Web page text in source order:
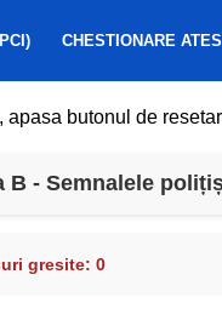
CHESTIONARE
butonul de
B - Semnalele
gresite: 0